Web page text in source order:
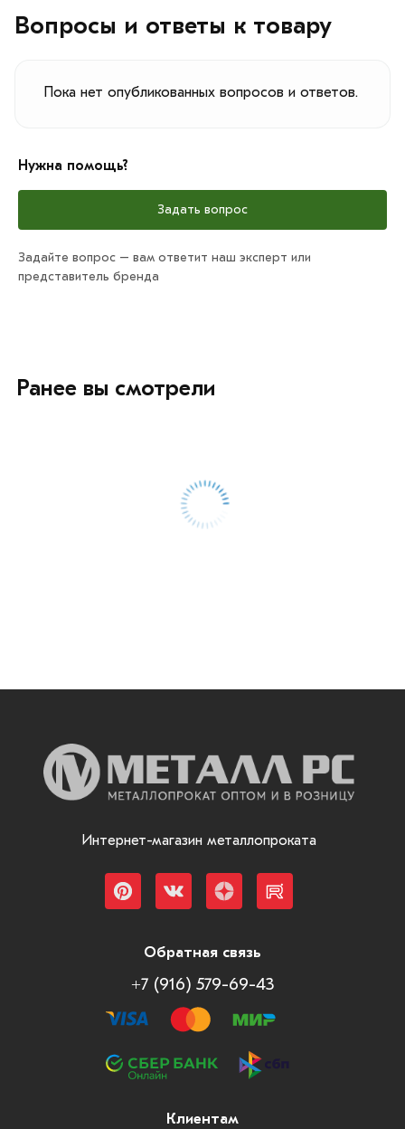
Вопросы и ответы к товару
Пока нет опубликованных вопросов и ответов.
Нужна помощь?
Задать вопрос
Задайте вопрос – вам ответит наш эксперт или
представитель бренда
Ранее вы смотрели
Интернет-магазин металлопроката
Обратная связь
+7 (916) 579-69-43
Клиентам